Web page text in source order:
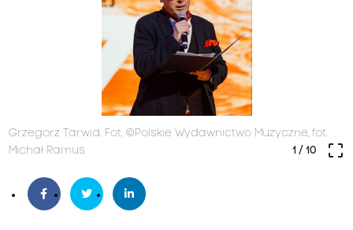
Grzegorz Tarwid. Fot. ©Polskie Wydawnictwo Muzyczne, fot.
Michał Ramus
crop_free
1/ 10